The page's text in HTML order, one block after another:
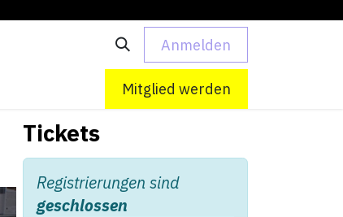
Anmelden
Mitglied werden
Tickets
Registrierungen sind
geschlossen